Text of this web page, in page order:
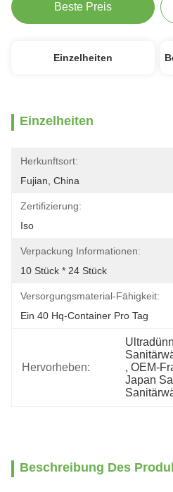
Beste Preis
Einzelheiten
Einzelheiten
Herkunftsort:
Fujian, China
Zertifizierung:
Iso
Verpackung Informationen:
10 Stück * 24 Stück
Versorgungsmaterial-Fähigkeit:
Ein 40 Hq-Container Pro Tag
Hervorheben:
, OEM-
Japan
Beschreibung Des